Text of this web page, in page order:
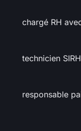
chargé RH
technicien
responsable